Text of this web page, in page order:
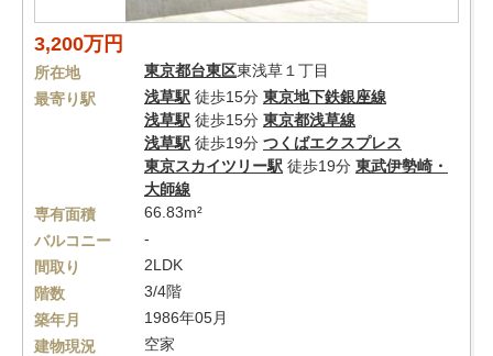
3,200万円
所在地 東京都台東区東浅草１丁目
最寄り駅
浅草駅 徒歩15分 東京地下鉄銀座線
浅草駅 徒歩15分 東京都浅草線
浅草駅 徒歩19分 つくばエクスプレス
東京スカイツリー駅 徒歩19分 東武伊勢崎・
大師線
専有面積
66.83m²
バルコニー
-
間取り
2LDK
階数
3/4階
築年月
1986年05月
建物現況
空家